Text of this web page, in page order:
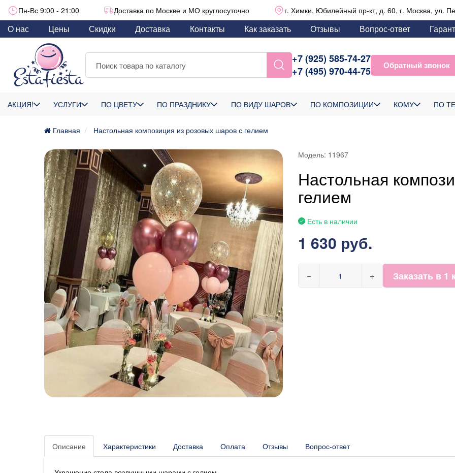
Пн-Вс 9:00 - 21:00 Доставка по Москве и МО круглосуточно г. Химки, Юбилейный пр-кт, д. 60, г. Москва, ул.
О нас Цены Скидки Доставка Контакты Как заказать Отзывы Вопрос-ответ
+7 (925) 585-74-27
+7 (495) 970-44-75
Обратный звонок
АКЦИЯ! УСЛУГИ ПО ЦВЕТУ ПО ПРАЗДНИКУ ПО ВИДУ ШАРОВ ПО КОМПОЗИЦИИ КОМУ ПО
Главная Настольная композиция из розовых шаров с гелием
Модель: 11967
Настольная
гелием
Есть в наличии
1 630 руб.
− + Заказать в 1
Описание Характеристики Доставка Оплата Отзывы Вопрос-ответ